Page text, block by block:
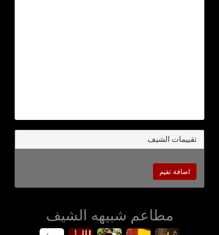
تقييمات الشيف
اضافة تقيم
مطاعم شبيهه الشيف